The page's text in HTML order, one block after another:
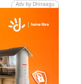
Adv by Dhiraagu